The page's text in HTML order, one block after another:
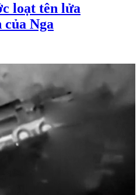
loạt tên lửa
Nga